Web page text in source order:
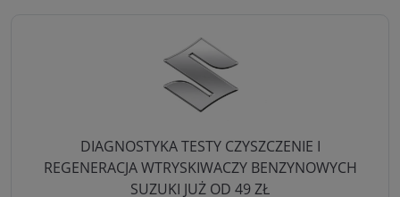
DIAGNOSTYKA TESTY CZYSZCZENIE I
REGENERACJA WTRYSKIWACZY BENZYNOWYCH
SUZUKI JUŻ OD 49 ZŁ